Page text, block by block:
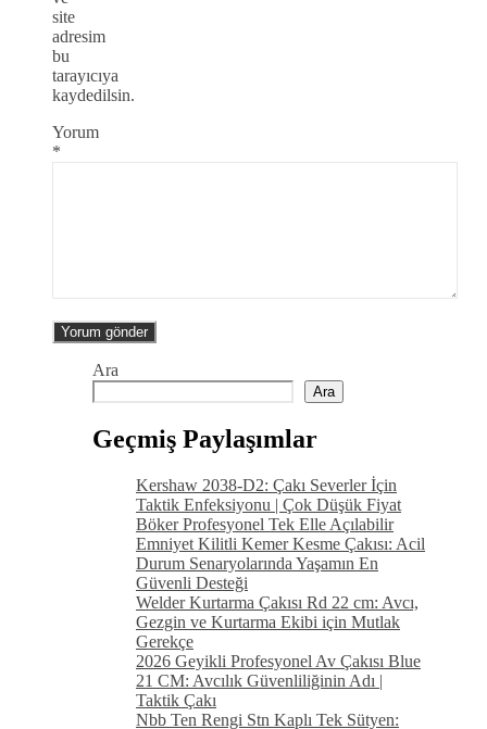
site
adresim
bu
tarayıcıya
kaydedilsin.
Yorum
*
Ara
Ara
Geçmiş Paylaşımlar
Kershaw 2038-D2: Çakı Severler İçin
Taktik Enfeksiyonu | Çok Düşük Fiyat
Böker Profesyonel Tek Elle Açılabilir
Emniyet Kilitli Kemer Kesme Çakısı: Acil
Durum Senaryolarında Yaşamın En
Güvenli Desteği
Welder Kurtarma Çakısı Rd 22 cm: Avcı,
Gezgin ve Kurtarma Ekibi için Mutlak
Gerekçe
2026 Geyikli Profesyonel Av Çakısı Blue
21 CM: Avcılık Güvenliliğinin Adı |
Taktik Çakı
Nbb Ten Rengi Stn Kaplı Tek Sütyen: